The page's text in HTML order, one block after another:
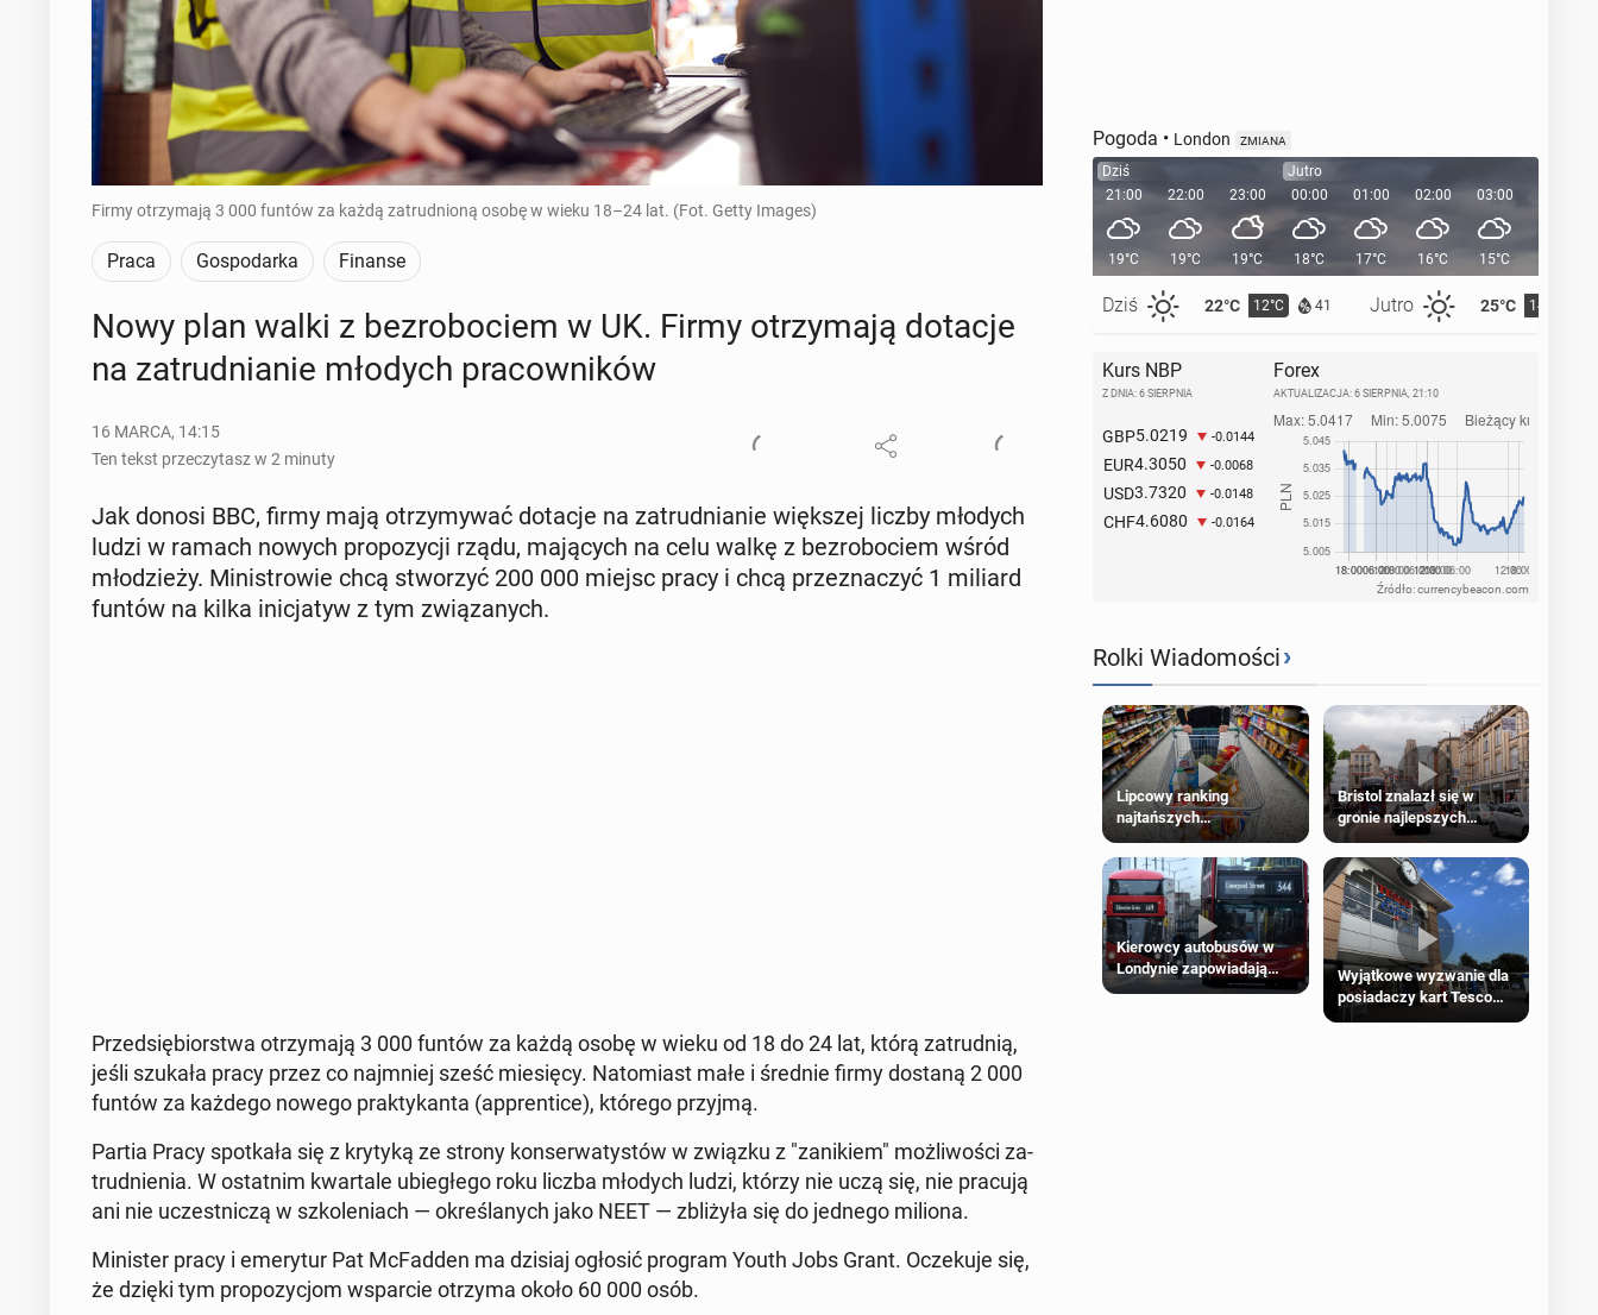
Firmy otrzymają 3 000 funtów za każdą zatrudnioną osobę w wieku 18–24 lat. (Fot. Getty Images)
Praca Gospodarka Finanse
Nowy plan walki z bez­ro­bo­ciem w UK. Firmy otrzy­ma­ją dotacje
na za­trud­nia­nie młodych pra­cow­ni­ków
16 MARCA, 14:15
Ten tekst przeczytasz w 2 minuty
Jak donosi BBC, firmy mają otrzy­my­wać dotacje na za­trud­nia­nie więk­szej liczby młodych
ludzi w ramach nowych pro­po­zy­cji rządu, ma­ją­cych na celu walkę z bez­ro­bo­ciem wśród
mło­dzie­ży. Mi­ni­stro­wie chcą stwo­rzyć 200 000 miejsc pracy i chcą prze­zna­czyć 1 miliard
funtów na kilka ini­cja­tyw z tym zwią­za­nych.
Przed­się­bior­stwa otrzy­ma­ją 3 000 funtów za każdą osobę w wieku od 18 do 24 lat, którą za­trud­nią,
jeśli szukała pracy przez co naj­mniej sześć mie­się­cy. Na­to­miast małe i średnie firmy dostaną 2 000
funtów za każdego nowego prak­ty­kan­ta (ap­pren­ti­ce), którego przyjmą.
Partia Pracy spo­tka­ła się z krytyką ze strony kon­ser­wa­ty­stów w związku z "za­ni­kiem" moż­li­wo­ści za­
trud­nie­nia. W ostat­nim kwar­ta­le ubie­głe­go roku liczba młodych ludzi, którzy nie uczą się, nie pracują
ani nie uczest­ni­czą w szko­le­niach — okre­śla­nych jako NEET — zbli­ży­ła się do jednego miliona.
Mi­ni­ster pracy i eme­ry­tur Pat McFad­den ma dzisiaj ogłosić program Youth Jobs Grant. Ocze­ku­je się,
że dzięki tym pro­po­zy­cjom wspar­cie otrzyma około 60 000 osób.
Pogoda • London ZMIANA
Dziś
21:00
19°C
Dziś 22°C 12°C 41 Jutro 25°C 14°C
22:00
19°C
23:00
19°C
Jutro
00:00
18°C
01:00
17°C
02:00
16°C
03:00
15°C
Kurs NBP
Z DNIA: 6 SIERPNIA
GBP5.0219 -0.0144
EUR4.3050 -0.0068
USD3.7320 -0.0148
CHF4.6080 -0.0164
Forex
AKTUALIZACJA: 6 SIERPNIA, 21:10
Źródło: currencybeacon.com
Rolki Wiadomości›
Lipcowy ranking
najtańszych
supermarketów
Bristol znalazł się w
gronie najlepszych
kierunków podróży na
świecie
Kierowcy autobusów w
Londynie zapowiadają
strajki
Wyjątkowe wyzwanie dla
posiadaczy kart Tesco
Clubcard!